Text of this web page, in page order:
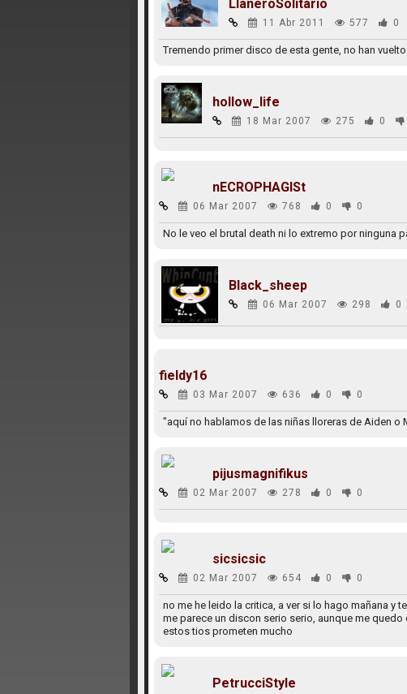
LlaneroSolitario
11 Abr 2011 577 0
Tremendo primer disco de esta gente, no han
hollow_life
18 Mar 2007 275 0
nECROPHAGISt
06 Mar 2007 768 0 0
No le veo el brutal death ni lo extremo por ninguna
Black_sheep
06 Mar 2007 298 0
fieldy16
03 Mar 2007 636 0 0
"aquí no hablamos de las niñas lloreras de Aiden o
pijusmagnifikus
02 Mar 2007 278 0 0
sicsicsic
02 Mar 2007 654 0 0
no me he leido la critica, a ver si lo hago mañana y
me parece un discon serio serio, aunque me quedo
estos tios prometen mucho
PetrucciStyle